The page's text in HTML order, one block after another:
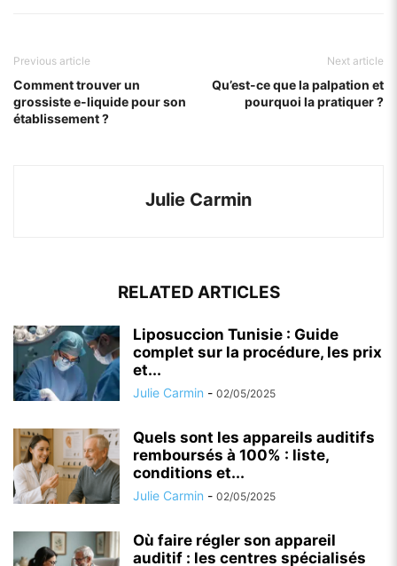
Previous article
Comment trouver un
grossiste e-liquide pour son
établissement ?
Next article
Qu’est-ce que la palpation et
pourquoi la pratiquer ?
Julie Carmin
RELATED ARTICLES
Liposuccion Tunisie : Guide
complet sur la procédure, les prix
et...
Julie Carmin - 02/05/2025
Quels sont les appareils auditifs
remboursés à 100% : liste,
conditions et...
Julie Carmin - 02/05/2025
Où faire régler son appareil
auditif : les centres spécialisés